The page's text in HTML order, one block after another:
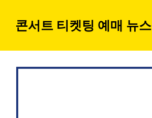
콘서트 티켓팅 예매 뉴스